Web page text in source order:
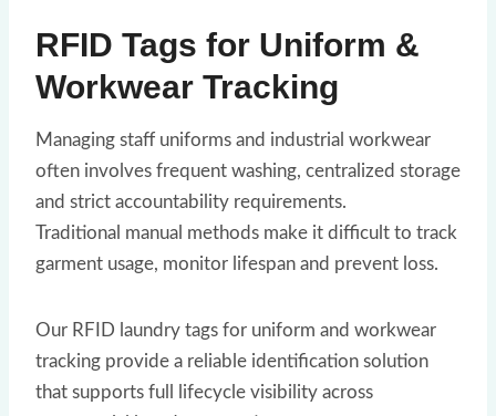
RFID Tags for Uniform &
Workwear Tracking
Managing staff uniforms and industrial workwear
often involves frequent washing, centralized storage
and strict accountability requirements.
Traditional manual methods make it difficult to track
garment usage, monitor lifespan and prevent loss.
Our RFID laundry tags for uniform and workwear
tracking provide a reliable identification solution
that supports full lifecycle visibility across